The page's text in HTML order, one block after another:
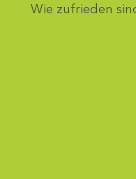
Wie zufrieden